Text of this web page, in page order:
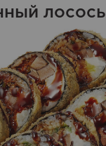
лосось